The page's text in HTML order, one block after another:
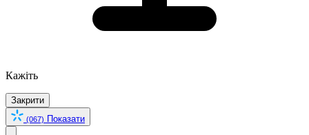
Кажіть
Закрити
(067) Показати